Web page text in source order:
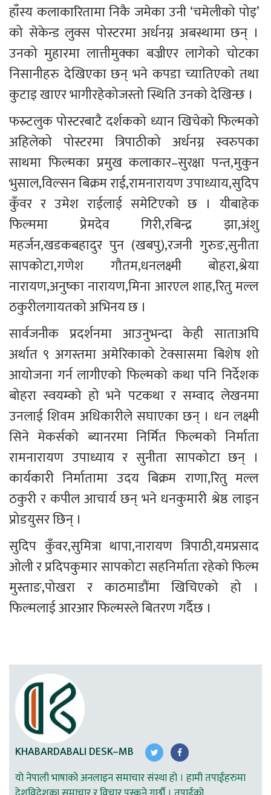
हाँस्य कलाकारितामा निकै जमेका उनी ‘चमेलीको पोइ’
को सेकेन्ड लुक्स पोस्टरमा अर्धनग्न अबस्थामा छन् ।
उनको मुहारमा लात्तीमुक्का बज्रीएर लागेको चोटका
निसानीहरु देखिएका छन् भने कपडा च्यातिएको तथा
कुटाइ खाएर भागीरहेकोजस्तो स्थिति उनको देखिन्छ ।
फस्र्टलुक पोस्टरबाटै दर्शकको ध्यान खिचेको फिल्मको
अहिलेको पोस्टरमा त्रिपाठीको अर्धनग्न स्वरुपका
साथमा फिल्मका प्रमुख कलाकार–सुरक्षा पन्त,मुकुन
भुसाल,विल्सन बिक्रम राई,रामनारायण उपाध्याय,सुदिप
कुँवर र उमेश राईलाई समेटिएको छ । यीबाहेक
फिल्ममा प्रेमदेव गिरी,रबिन्द्र झा,अंशु
महर्जन,खडकबहादुर पुन (खबपु),रजनी गुरुङ,सुनीता
सापकोटा,गणेश गौतम,धनलक्ष्मी बोहरा,श्रेया
नारायण,अनुष्का नारायण,मिना आरएल शाह,रितु मल्ल
ठकुरीलगायतको अभिनय छ ।
सार्वजनीक प्रदर्शनमा आउनुभन्दा केही साताअघि
अर्थात ९ अगस्तमा अमेरिकाको टेक्सासमा बिशेष शो
आयोजना गर्न लागीएको फिल्मको कथा पनि निर्देशक
बोहरा स्वयम्को हो भने पटकथा र सम्वाद लेखनमा
उनलाई शिवम अधिकारीले सघाएका छन् । धन लक्ष्मी
सिने मेकर्सको ब्यानरमा निर्मित फिल्मको निर्माता
रामनारायण उपाध्याय र सुनीता सापकोटा छन् ।
कार्यकारी निर्मातामा उदय बिक्रम राणा,रितु मल्ल
ठकुरी र कपील आचार्य छन् भने धनकुमारी श्रेष्ठ लाइन
प्रोडयुसर छिन् ।
सुदिप कुँवर,सुमित्रा थापा,नारायण त्रिपाठी,यमप्रसाद
ओली र प्रदिपकुमार सापकोटा सहनिर्माता रहेको फिल्म
मुस्ताङ,पोखरा र काठमाडौंमा खिचिएको हो ।
फिल्मलाई आरआर फिल्मस्ले बितरण गर्दैछ ।
KHABARDABALI DESK–MB
यो नेपाली भाषाको अनलाइन समाचार संस्था हो । हामी तपाईहरुमा